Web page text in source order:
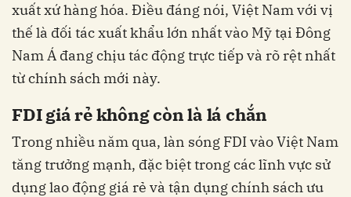
xuất xứ hàng hóa. Điều đáng nói, Việt Nam với vị
thế là đối tác xuất khẩu lớn nhất vào Mỹ tại Đông
Nam Á đang chịu tác động trực tiếp và rõ rệt nhất
từ chính sách mới này.
FDI giá rẻ không còn là lá chắn
Trong nhiều năm qua, làn sóng FDI vào Việt Nam
tăng trưởng mạnh, đặc biệt trong các lĩnh vực sử
dụng lao động giá rẻ và tận dụng chính sách ưu